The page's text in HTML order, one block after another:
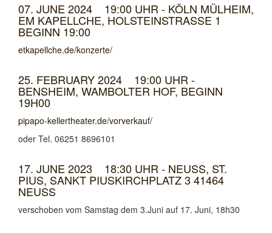
07. JUNE 2024 19:00 UHR - KÖLN MÜLHEIM,
EM KAPELLCHE, HOLSTEINSTRASSE 1 B
EGINN 19:00
etkapellche.de/konzerte/
25. FEBRUARY 2024 19:00 UHR -
BENSHEIM, WAMBOLTER HOF, BEGINN
19H00
pipapo-kellertheater.de/vorverkauf/
oder Tel. 06251 8696101
17. JUNE 2023 18:30 UHR - NEUSS, ST.
PIUS, SANKT PIUSKIRCHPLATZ 3 41464
NEUSS
verschoben vom Samstag dem 3.Juni auf 17. Juni, 18h30